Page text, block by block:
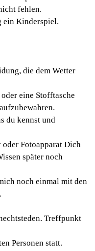
fehlen.
ein Kinderspiel.
die dem Wetter
eine Stofftasche
du kennst und
Fotoapparat Dich
später noch
noch einmal mit den
Treffpunkt
Personen statt.